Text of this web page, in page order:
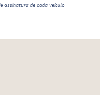
assinatura de cada veículo